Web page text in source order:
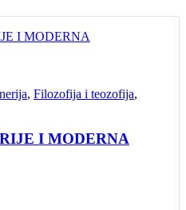
, Filozofija i teozofija,
I MODERNA